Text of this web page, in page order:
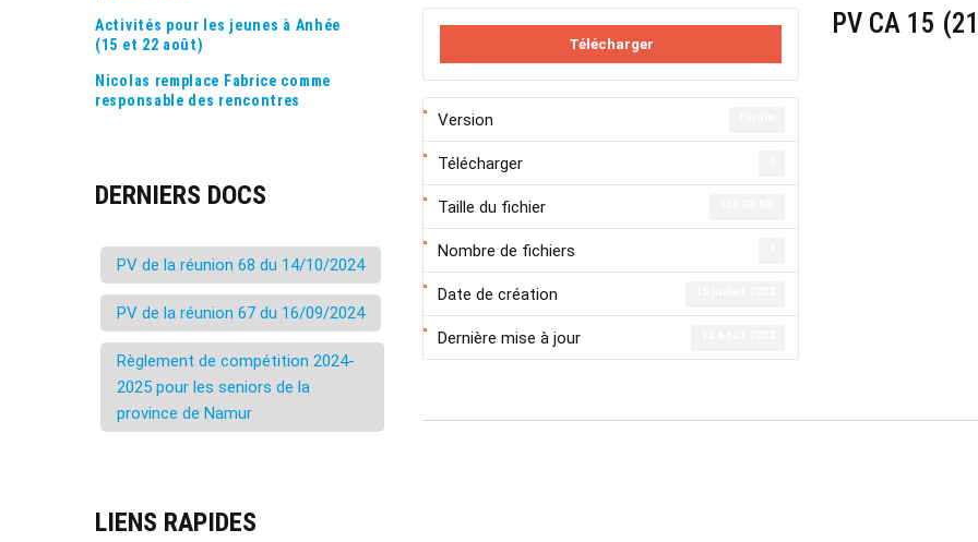
Télécharger
Version
Télécharger
Taille du fichier
Nombre de fichiers
Date de création
Dernière mise à jour
PV CA 15
Activités pour les jeunes à Anhée
(15 et 22 août)
Nicolas remplace Fabrice comme
responsable des rencontres
DERNIERS DOCS
PV de la réunion 68 du 14/10/2024
PV de la réunion 67 du 16/09/2024
Règlement de compétition 2024-
2025 pour les seniors de la
province de Namur
LIENS RAPIDES